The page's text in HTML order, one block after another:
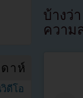
บ้างว่
ความ
าห์
ดีโอ